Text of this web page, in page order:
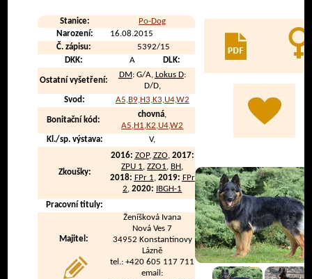
Stanice:
Po-Dog
Narození:
16.08.2015
Č. zápisu:
5392/15
DKK:
A DLK:
Ostatní vyšetření:
DM : G/A, Lokus D:
D/D,
Svod:
A5,B9,H3,K3,U4,W2
Bonitační kód:
chovná,
A5,H1,K2,U4,W2
Kl./sp. výstava:
V,
Zkoušky:
2016: ZOP, ZZO, 2017:
ZPU 1,ZZO1, BH ,
2018: FPr 1, 2019: FPr
2,2020:
IBGH-1
Pracovní tituly:
Majitel:
Ženíšková Ivana
Nová Ves 7
34952 Konstantinovy
Lázně
tel.: +420 605 117 711
email: